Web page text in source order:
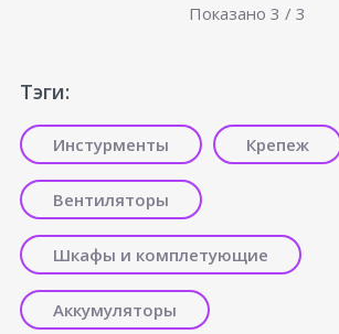
Показано 3 / 3
Тэги:
Инстурменты Крепеж
Вентиляторы
Шкафы и комплетующие
Аккумуляторы